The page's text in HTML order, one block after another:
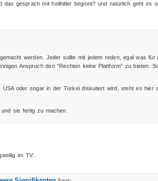
das gespräch mit heilhitler beginnt? und natürlich geht es
werden. Jeder sollte mit jedem reden, egal was
Anspruch den “Rechten keine Plattform” zu bieten.
USA oder sogar in der Türkei diskutiert wird, steht es hier
sie fertig zu machen.
im TV.